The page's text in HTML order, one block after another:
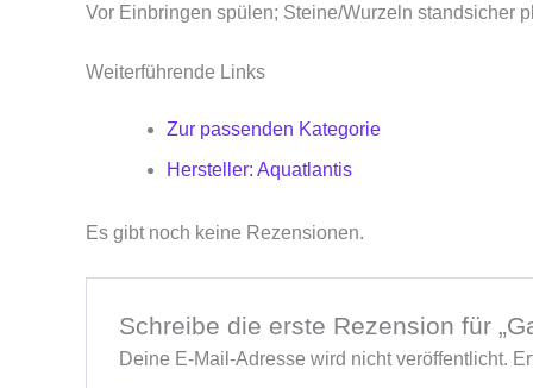
Vor Einbringen spülen; Steine/Wurzeln standsicher
Weiterführende Links
Zur passenden Kategorie
Hersteller: Aquatlantis
Es gibt noch keine Rezensionen.
Schreibe die erste Rezension für
Deine E-Mail-Adresse wird nicht veröffentlicht.